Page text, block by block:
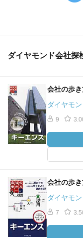
るビジネスであるか
キーエンスの考え方
・「判断は市場原
いうことが、現場の
・『Good 4 C's』
→「Good
→「チャンスと思
→「良い目標が成
な、より良いやり方
→「Chance for
ダイヤモンド会社探
会社の歩
ダイヤモ
9
会社の歩
ダイヤモ
7